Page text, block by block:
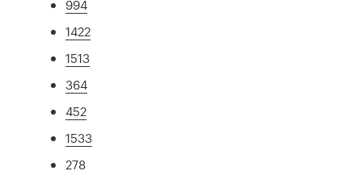
994
1422
1513
364
452
1533
278